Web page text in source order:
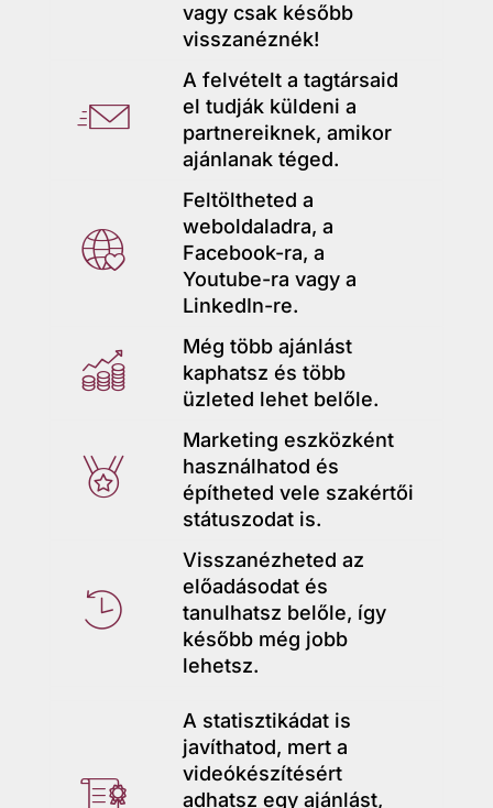
e
ci
le
o
vagy csak később
visszanéznék!
k
e
k-
rc
ic
o
A felvételt a tagtársaid
el tudják küldeni a
partnereiknek, amikor
ajánlanak téged.
h
e
c
k-
rc
o
Feltöltheted a
weboldaladra, a
Facebook-ra, a
Youtube-ra vagy a
LinkedIn-re.
h
c
k-
le
Még több ajánlást
kaphatsz és több
üzleted lehet belőle.
h
e
ci
Marketing eszközként
használhatod és
építheted vele szakértői
státuszodat is.
e
Visszanézheted az
előadásodat és
tanulhatsz belőle, így
később még jobb
lehetsz.
A statisztikádat is
javíthatod, mert a
videókészítésért
adhatsz egy ajánlást,